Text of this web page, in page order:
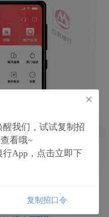
我们，试试复制招
看哦~
行App，点击立即下
复制招口令